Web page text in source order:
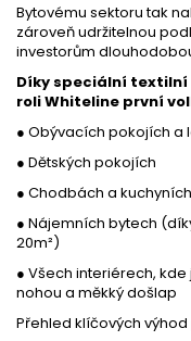
Bytovému sektoru tak
zároveň udržitelnou
investorům
Díky speciální textilní
roli Whiteline první
● Obývacích pokojích a
● Dětských pokojích
● Chodbách a kuchyních
● Nájemních bytech
20m²)
● Všech interiérech,
nohou a měkký došlap
Přehled klíčových